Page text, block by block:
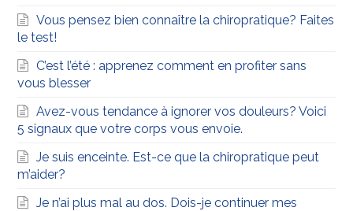
Vous pensez bien connaître la chiropratique? Faites
le test!
C’est l’été : apprenez comment en profiter sans
vous blesser
Avez-vous tendance à ignorer vos douleurs? Voici
5 signaux que votre corps vous envoie.
Je suis enceinte. Est-ce que la chiropratique peut
m’aider?
Je n’ai plus mal au dos. Dois-je continuer mes